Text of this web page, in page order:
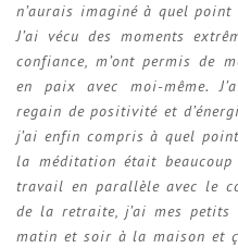
n’aurais imaginé à quel
J’ai vécu des moments
confiance, m’ont permis de
en paix avec moi-même.
regain de positivité et
j’ai enfin compris à quel
la méditation était
travail en parallèle avec le
de la retraite, j’ai mes petits
matin et soir à la maison et